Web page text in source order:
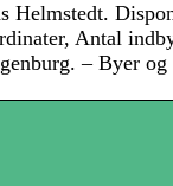
Helmstedt.
Antal
– Byer og